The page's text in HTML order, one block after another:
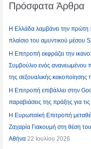
Πρόσφατα Άρθρα
Η Ελλάδα λαμβάνει την
πλαίσιο του αμυντικού μέσου
Η Επιτροπή εκφράζει την
Συμβούλιο ενός ανανεωμένου
της σεξουαλικής κακοποίησης
Η Επιτροπή επιβάλλει στην
παραβιάσεις της πράξης για
Η Ευρωπαϊκή Επιτροπή
Ζαχαρία Γιακουμή στη θέση
Αθήνα 22 Ιουλίου 2026